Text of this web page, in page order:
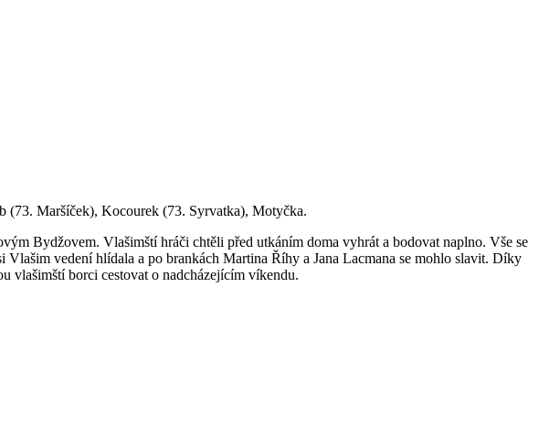
(73. Maršíček), Kocourek (73. Syrvatka), Motyčka.
Bydžovem. Vlašimští hráči chtěli před utkáním doma vyhrát a bodovat naplno. Vše se
vedení hlídala a po brankách Martina Říhy a Jana Lacmana se mohlo slavit. Díky
vlašimští borci cestovat o nadcházejícím víkendu.